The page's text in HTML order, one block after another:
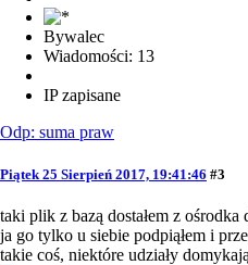
Bywalec
Wiadomości: 13
IP zapisane
Odp: suma praw
Piątek 25 Sierpień 2017, 19:41:46 #3
taki plik z bazą dostałem z
ja go tylko u siebie podpiąłem i
takie coś, niektóre udziały